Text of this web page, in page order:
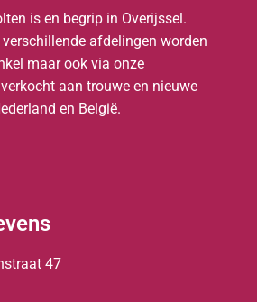
is en begrip in Overijssel.
afdelingen worden
maar ook via onze
aan trouwe en nieuwe
en België.
47